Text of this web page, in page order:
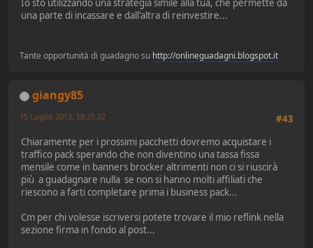
Io sto utilizzando una strategia simile alla tua, che permette da
una parte di incassare e dall'altra di reinvestire...
Tante opportunità di guadagno su http://onlineguadagni.blogspot.it
giangy85
#43
15 Luglio 2013, 18:25:22
Chiaramente per i prossimi pacchetti dovremo acquistare i
traffico pack sperando che non diventino una tassa fissa
mensile come in banners brocker altrimenti non ci si riuscirà
più a guadagnare nulla se non si hanno molti affiliati che
riescono a farti completare prima i business pack...
Cm per chi volesse iscriversi potete trovare il mio reflink nella
sezione firma in fondo al post...